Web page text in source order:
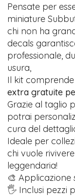
Pensate per
miniature
chi non ha
decals
professionale,
usura,
Il kit
extra gratuite
Grazie al taglio
potrai
cura del
Ideale per
chi vuole
leggendaria!
🎨 Applicazione
🖐️ Inclusi pezzi